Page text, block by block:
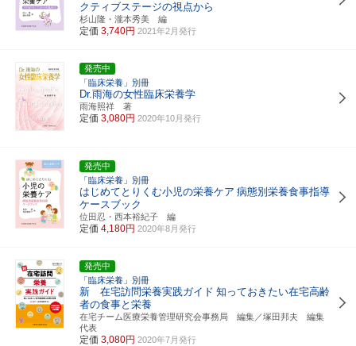
クティブステージの視点から
杉山隆・瀧本秀美 編
定価 3,740円 2021年2月発行
発売中
「臨床栄養」別冊
Dr.雨海の女性臨床栄養学
雨海照祥 著
定価 3,080円 2020年10月発行
発売中
「臨床栄養」別冊
はじめてとりくむ小児の栄養ケア 病態別栄養食事指導
ケースブック
位田忍・西本裕紀子 編
定価 4,180円 2020年8月発行
発売中
「臨床栄養」別冊
新 在宅訪問栄養実践ガイド 知っておきたい在宅高齢
者の食事と栄養
在宅チーム医療栄養管理研究会事務局 編集／塚田邦夫 編集
代表
定価 3,080円 2020年7月発行